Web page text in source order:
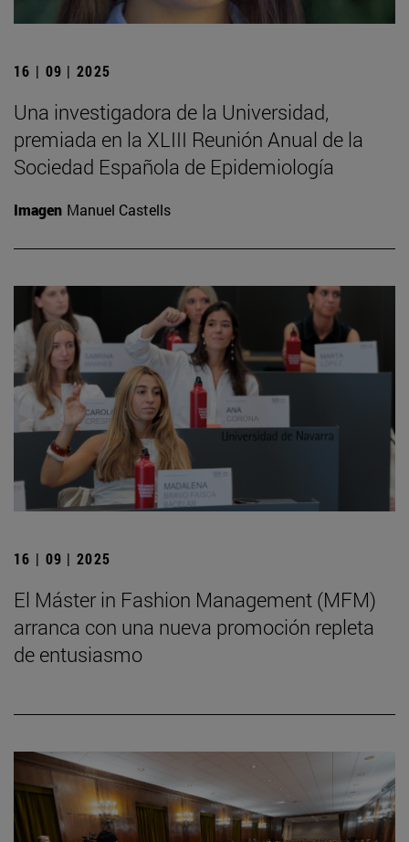
16 | 09 | 2025
Una investigadora de la Universidad,
premiada en la XLIII Reunión Anual de la
Sociedad Española de Epidemiología
Imagen Manuel Castells
16 | 09 | 2025
El Máster in Fashion Management (MFM)
arranca con una nueva promoción repleta
de entusiasmo